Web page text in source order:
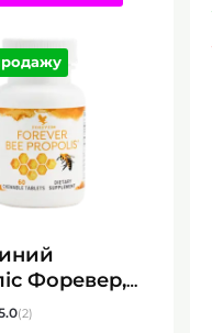
як
Форевер,
60
(2)